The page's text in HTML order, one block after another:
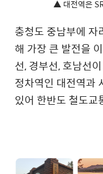
▲ 대전역은
충청도 중남부에 자
해 가장 큰 발전을
선, 경부선, 호남선
정차역인 대전역과
있어 한반도 철도